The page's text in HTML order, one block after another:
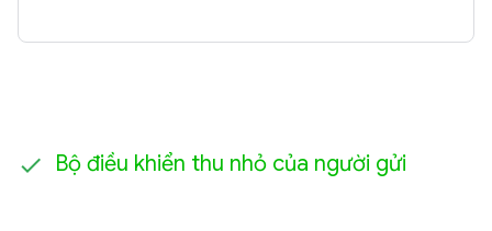
Bộ điều khiển thu nhỏ của người gửi